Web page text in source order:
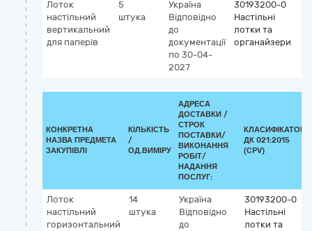
Лоток
настільний
вертикальний
для паперів
5
штука
Україна
Відповідно
до
документації
по 30-04-
2027
30193200-0
Настільні
лотки та
органайзери
КОНКРЕТНА
НАЗВА ПРЕДМЕТА
ЗАКУПІВЛІ
КІЛЬКІСТЬ
/
ОД.ВИМІРУ
АДРЕСА
ДОСТАВКИ /
СТРОК
ПОСТАВКИ/
ВИКОНАННЯ
РОБІТ/
НАДАННЯ
ПОСЛУГ:
КЛАСИФІКАТОР
ДК 021:2015
(CPV)
Лоток
настільний
горизонтальний
14
штука
Україна
Відповідно
до
30193200-0
Настільні
лотки та